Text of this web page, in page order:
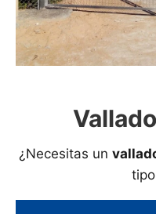
¿Necesitas un